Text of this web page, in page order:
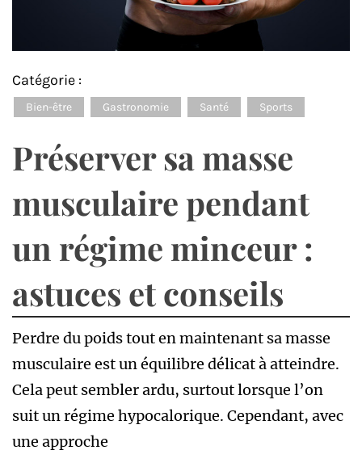
Catégorie :
Bien-être Gastronomie Santé Sports
Préserver sa masse
musculaire pendant
un régime minceur :
astuces et conseils
Perdre du poids tout en maintenant sa masse
musculaire est un équilibre délicat à atteindre.
Cela peut sembler ardu, surtout lorsque l’on
suit un régime hypocalorique. Cependant, avec
une approche